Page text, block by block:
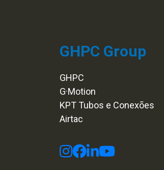
GHPC Group
GHPC
G·Motion
KPT Tubos e Conexões
Airtac